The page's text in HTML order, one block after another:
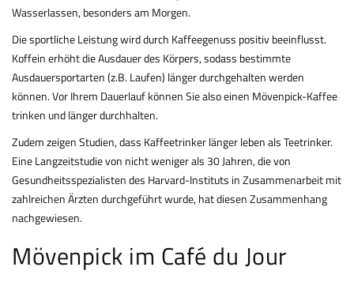
Wasserlassen, besonders am Morgen.
Die sportliche Leistung wird durch Kaffeegenuss positiv beeinflusst.
Koffein erhöht die Ausdauer des Körpers, sodass bestimmte
Ausdauersportarten (z.B. Laufen) länger durchgehalten werden
können. Vor Ihrem Dauerlauf können Sie also einen Mövenpick-Kaffee
trinken und länger durchhalten.
Zudem zeigen Studien, dass Kaffeetrinker länger leben als Teetrinker.
Eine Langzeitstudie von nicht weniger als 30 Jahren, die von
Gesundheitsspezialisten des Harvard-Instituts in Zusammenarbeit mit
zahlreichen Ärzten durchgeführt wurde, hat diesen Zusammenhang
nachgewiesen.
Mövenpick im Café du Jour